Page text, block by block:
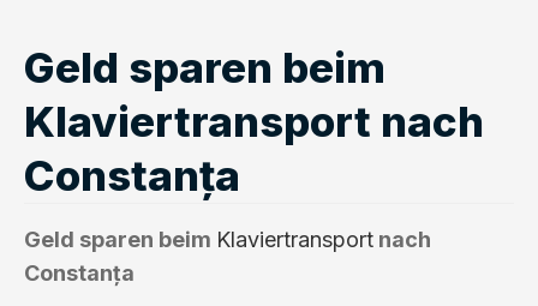
Geld sparen beim
Klaviertransport nach
Constanța
Geld sparen beim Klaviertransport nach
Constanța